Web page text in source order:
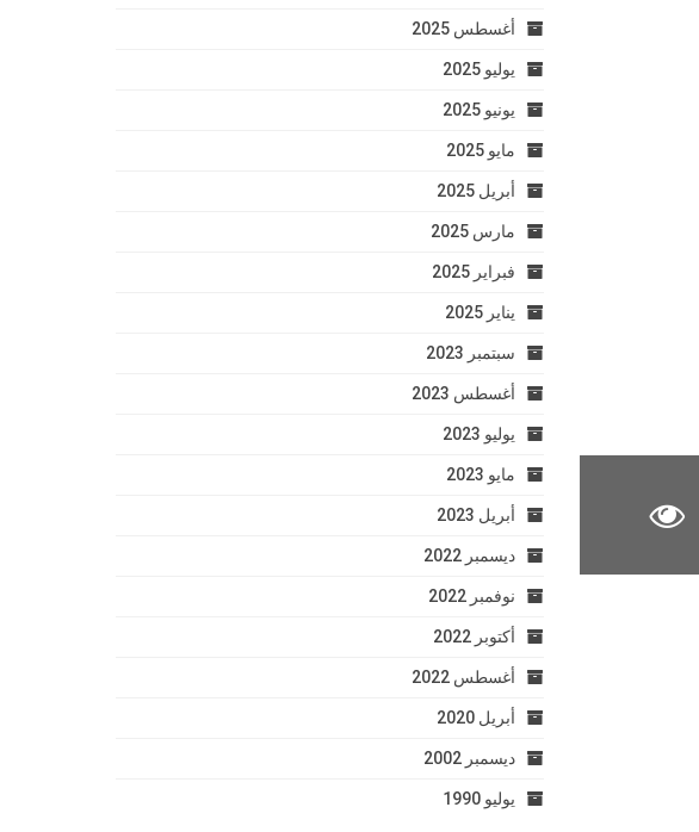
أغسطس 2025
يوليو 2025
يونيو 2025
مايو 2025
أبريل 2025
مارس 2025
فبراير 2025
يناير 2025
سبتمبر 2023
أغسطس 2023
يوليو 2023
مايو 2023
أبريل 2023
ديسمبر 2022
نوفمبر 2022
أكتوبر 2022
أغسطس 2022
أبريل 2020
ديسمبر 2002
يوليو 1990